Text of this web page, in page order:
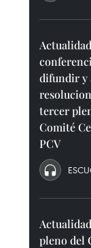
difundir y
tercer
Comité
PCV
pleno del